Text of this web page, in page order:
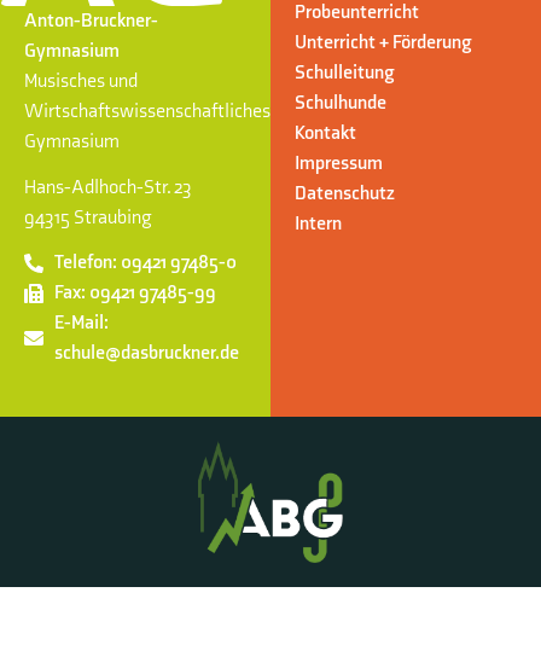
Anton-Bruckner-
Gymnasium
Musisches und
Wirtschaftswissenschaftliches
Gymnasium
Hans-Adlhoch-Str. 23
94315 Straubing
Telefon: 09421 97485-0
Fax: 09421 97485-99
E-Mail:
schule@dasbruckner.de
Probeunterricht
Unterricht + Förderung
Schulleitung
Schulhunde
Kontakt
Impressum
Datenschutz
Intern